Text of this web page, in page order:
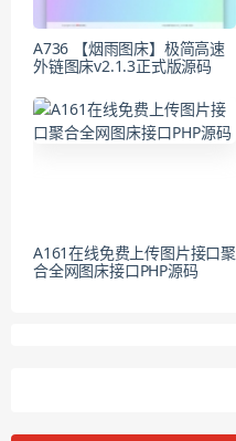
A736 【烟雨图床】极简高速
外链图床v2.1.3正式版源码
A161在线免费上传图片接口聚
合全网图床接口PHP源码